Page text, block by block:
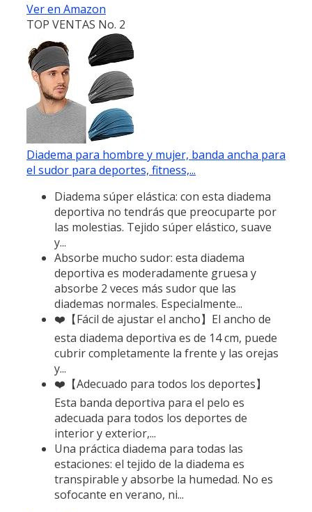
Ver en Amazon
TOP VENTAS No. 2
Diadema para hombre y mujer, banda ancha para
el sudor para deportes, fitness,...
Diadema súper elástica: con esta diadema
deportiva no tendrás que preocuparte por
las molestias. Tejido súper elástico, suave
y...
Absorbe mucho sudor: esta diadema
deportiva es moderadamente gruesa y
absorbe 2 veces más sudor que las
diademas normales. Especialmente...
❤️【Fácil de ajustar el ancho】El ancho de
esta diadema deportiva es de 14 cm, puede
cubrir completamente la frente y las orejas
y...
❤️【Adecuado para todos los deportes】
Esta banda deportiva para el pelo es
adecuada para todos los deportes de
interior y exterior,...
Una práctica diadema para todas las
estaciones: el tejido de la diadema es
transpirable y absorbe la humedad. No es
sofocante en verano, ni...